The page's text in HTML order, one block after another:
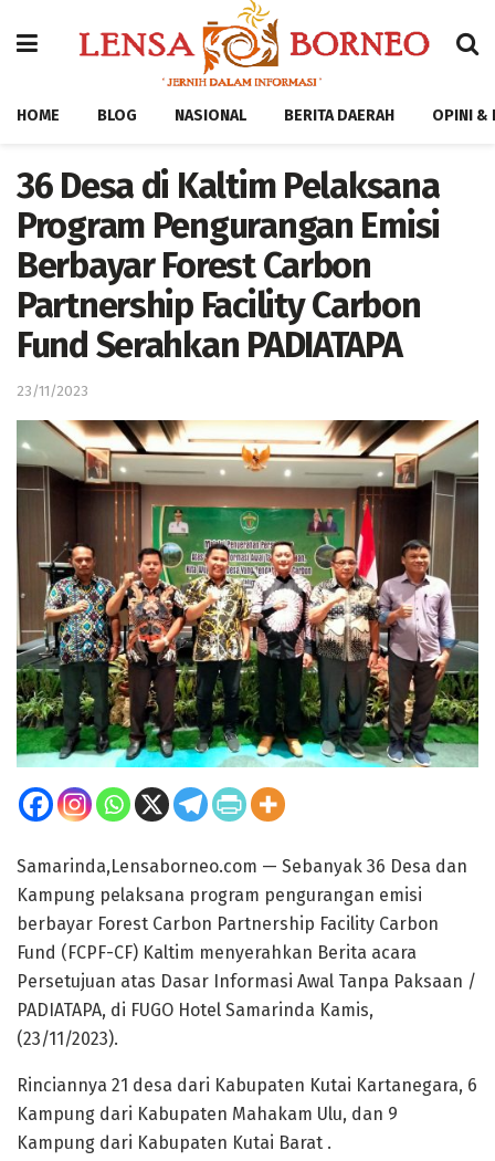
HOME BLOG NASIONAL BERITA DAERAH OPINI &
36 Desa di Kaltim Pelaksana
Program Pengurangan Emisi
Berbayar Forest Carbon
Partnership Facility Carbon
Fund Serahkan PADIATAPA
23/11/2023
Samarinda,Lensaborneo.com — Sebanyak 36 Desa dan
Kampung pelaksana program pengurangan emisi
berbayar Forest Carbon Partnership Facility Carbon
Fund (FCPF-CF) Kaltim menyerahkan Berita acara
Persetujuan atas Dasar Informasi Awal Tanpa Paksaan /
PADIATAPA, di FUGO Hotel Samarinda Kamis,
(23/11/2023).
Rinciannya 21 desa dari Kabupaten Kutai Kartanegara, 6
Kampung dari Kabupaten Mahakam Ulu, dan 9
Kampung dari Kabupaten Kutai Barat .